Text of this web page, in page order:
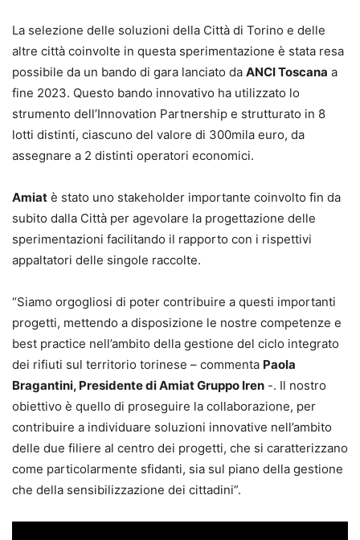
La selezione delle soluzioni della Città di Torino e delle
altre città coinvolte in questa sperimentazione è stata resa
possibile da un bando di gara lanciato da ANCI Toscana a
fine 2023. Questo bando innovativo ha utilizzato lo
strumento dell’Innovation Partnership e strutturato in 8
lotti distinti, ciascuno del valore di 300mila euro, da
assegnare a 2 distinti operatori economici.
Amiat è stato uno stakeholder importante coinvolto fin da
subito dalla Città per agevolare la progettazione delle
sperimentazioni facilitando il rapporto con i rispettivi
appaltatori delle singole raccolte.
“Siamo orgogliosi di poter contribuire a questi importanti
progetti, mettendo a disposizione le nostre competenze e
best practice nell’ambito della gestione del ciclo integrato
dei rifiuti sul territorio torinese – commenta Paola
Bragantini, Presidente di Amiat Gruppo Iren -. Il nostro
obiettivo è quello di proseguire la collaborazione, per
contribuire a individuare soluzioni innovative nell’ambito
delle due filiere al centro dei progetti, che si caratterizzano
come particolarmente sfidanti, sia sul piano della gestione
che della sensibilizzazione dei cittadini”.